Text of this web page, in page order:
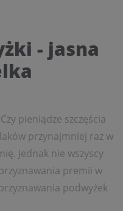
- jasna
pieniądze szczęścia
przynajmniej raz w
Jednak nie wszyscy
premii w
podwyżek